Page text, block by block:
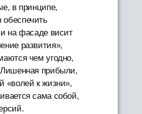
в принципе,
на фасаде висит
развития»,
чем угодно,
Лишенная прибыли,
«волей к жизни»,
сама собой,